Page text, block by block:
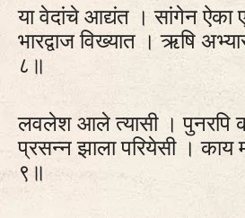
या वेदांचे आद्यंत । सांगेन ऐका
भारद्वाज विख्यात । ऋषि
८॥
लवलेश आले त्यासी । पुनरपि
प्रसन्न झाला परियेसी । काय
९॥